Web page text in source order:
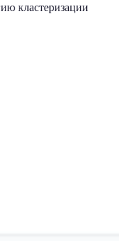
кластеризации